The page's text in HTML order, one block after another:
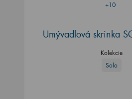
+10
Umývadlová skrinka
Kolekcie
Solo